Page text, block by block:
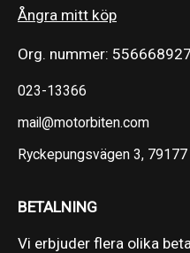
Ångra mitt köp
Org. nummer:
023-13366
mail@motorbiten.com
Ryckepungsvägen 3, 79177
BETALNING
Vi erbjuder flera olika